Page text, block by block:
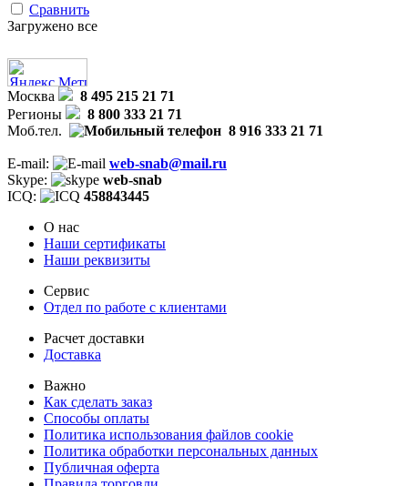
Сравнить
Загружено все
Москва
8 495 215 21 71
Регионы
8 800 333 21 71
Моб.тел.
8 916 333 21 71
E-mail:
web-snab@mail.ru
Skype:
web-snab
ICQ:
458843445
О нас
Наши сертификаты
Наши реквизиты
Сервис
Отдел по работе с клиентами
Расчет доставки
Доставка
Важно
Как сделать заказ
Способы оплаты
Политика использования файлов cookie
Политика обработки персональных данных
Публичная оферта